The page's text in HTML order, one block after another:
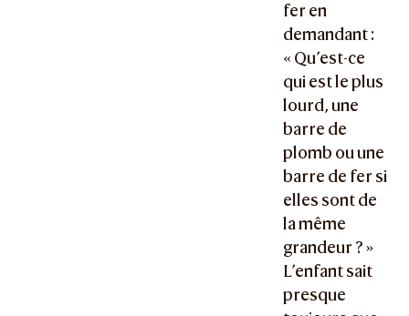
fer en
demandant :
« Qu’est-ce
qui est le plus
lourd, une
barre de
plomb ou une
barre de fer si
elles sont de
la même
grandeur ? »
L’enfant sait
presque